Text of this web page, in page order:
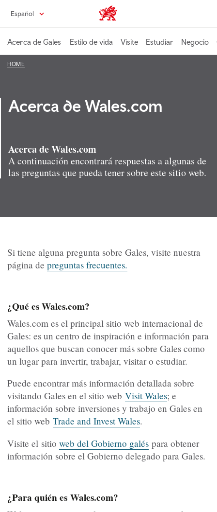
principal
Español Wales home
Acerca de Gales Estilo de vida Visite Estudiar Negocio
HOME
Acerca de Wales.com
Acerca de Wales.com
A continuación encontrará respuestas a algunas de
las preguntas que pueda tener sobre este sitio web.
Si tiene alguna pregunta sobre Gales, visite nuestra
página de preguntas frecuentes.
¿Qué es Wales.com?
Wales.com es el principal sitio web internacional de
Gales: es un centro de inspiración e información para
aquellos que buscan conocer más sobre Gales como
un lugar para invertir, trabajar, visitar o estudiar.
Puede encontrar más información detallada sobre
visitando Gales en el sitio web Visit Wales; e
información sobre inversiones y trabajo en Gales en
el sitio web Trade and Invest Wales.
Visite el sitio web del Gobierno galés para obtener
información sobre el Gobierno delegado para Gales.
¿Para quién es Wales.com?